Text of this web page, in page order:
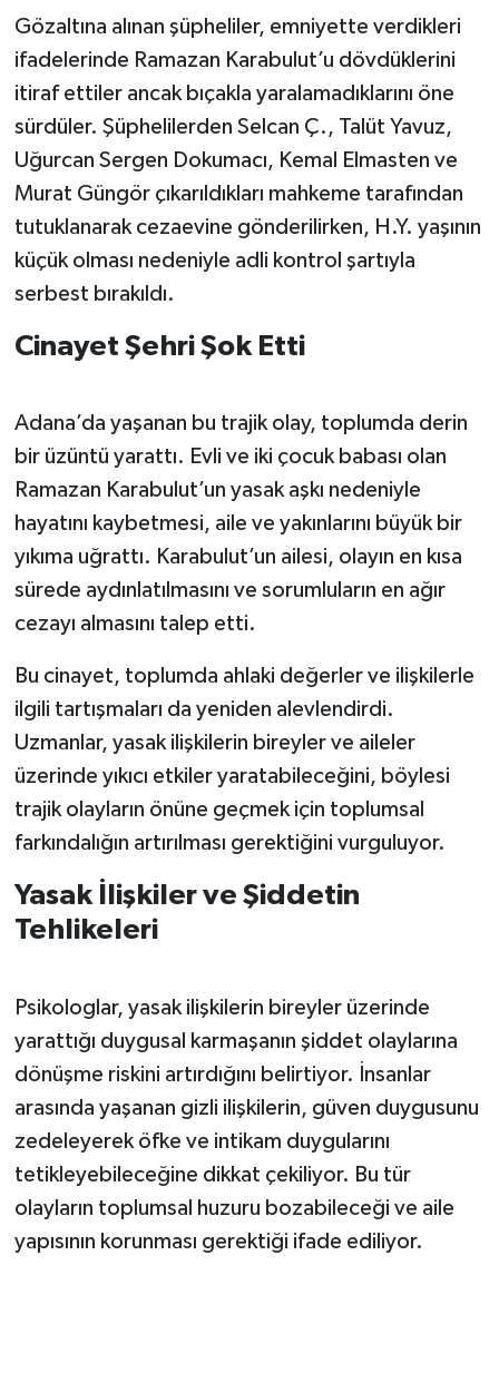
Gözaltına alınan şüpheliler, emniyette verdikleri
ifadelerinde Ramazan Karabulut’u dövdüklerini
itiraf ettiler ancak bıçakla yaralamadıklarını öne
sürdüler. Şüphelilerden Selcan Ç., Talüt Yavuz,
Uğurcan Sergen Dokumacı, Kemal Elmasten ve
Murat Güngör çıkarıldıkları mahkeme tarafından
tutuklanarak cezaevine gönderilirken, H.Y. yaşının
küçük olması nedeniyle adli kontrol şartıyla
serbest bırakıldı.
Cinayet Şehri Şok Etti
Adana’da yaşanan bu trajik olay, toplumda derin
bir üzüntü yarattı. Evli ve iki çocuk babası olan
Ramazan Karabulut’un yasak aşkı nedeniyle
hayatını kaybetmesi, aile ve yakınlarını büyük bir
yıkıma uğrattı. Karabulut’un ailesi, olayın en kısa
sürede aydınlatılmasını ve sorumluların en ağır
cezayı almasını talep etti.
Bu cinayet, toplumda ahlaki değerler ve ilişkilerle
ilgili tartışmaları da yeniden alevlendirdi.
Uzmanlar, yasak ilişkilerin bireyler ve aileler
üzerinde yıkıcı etkiler yaratabileceğini, böylesi
trajik olayların önüne geçmek için toplumsal
farkındalığın artırılması gerektiğini vurguluyor.
Yasak İlişkiler ve Şiddetin
Tehlikeleri
Psikologlar, yasak ilişkilerin bireyler üzerinde
yarattığı duygusal karmaşanın şiddet olaylarına
dönüşme riskini artırdığını belirtiyor. İnsanlar
arasında yaşanan gizli ilişkilerin, güven duygusunu
zedeleyerek öfke ve intikam duygularını
tetikleyebileceğine dikkat çekiliyor. Bu tür
olayların toplumsal huzuru bozabileceği ve aile
yapısının korunması gerektiği ifade ediliyor.